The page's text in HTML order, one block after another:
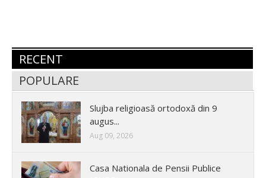
RECENT
POPULARE
Slujba religioasă ortodoxă din 9
augus...
Aug 09, 2026
Casa Nationala de Pensii Publice